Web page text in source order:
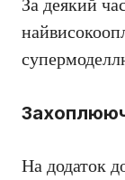
За деякий
На додаток